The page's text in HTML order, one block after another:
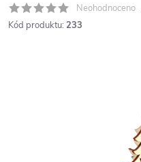
Neohodnoceno
Kód produktu: 233